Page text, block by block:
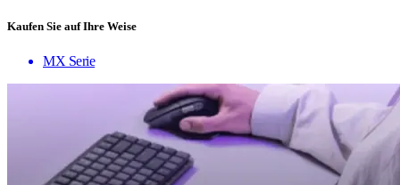
Kaufen Sie auf Ihre Weise
MX Serie